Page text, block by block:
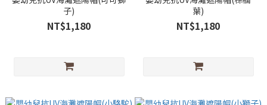
子)
NT$1,180
葉)
NT$1,180